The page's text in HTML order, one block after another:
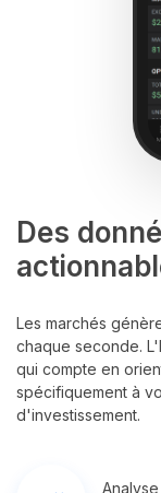
Des
Les marchés
chaque seconde.
qui compte en
spécifiquement à
d'investissement.